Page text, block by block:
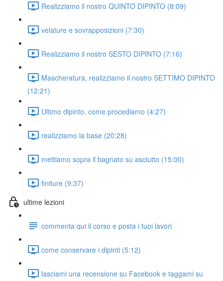
Realizziamo il nostro QUINTO DIPINTO (8:09)
velature e sovrapposizioni (7:30)
Realizziamo il nostro SESTO DIPINTO (7:16)
Mascheratura, realizziamo il nostro SETTIMO DIPINTO
(12:21)
Ultimo dipinto, come procediamo (4:27)
realizziamo la base (20:28)
mettiamo sopra il bagnato su asciutto (15:00)
finiture (9:37)
ultime lezioni
commenta qui il corso e posta i tuoi lavori
come conservare i dipinti (5:12)
lasciami una recensione su Facebook e taggami su